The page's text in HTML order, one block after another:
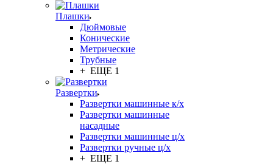
Плашки
Дюймовые
Конические
Метрические
Трубные
+ ЕЩЕ 1
Развертки
Развертки машинные к/х
Развертки машинные
насадные
Развертки машинные ц/х
Развертки ручные ц/х
+ ЕЩЕ 1